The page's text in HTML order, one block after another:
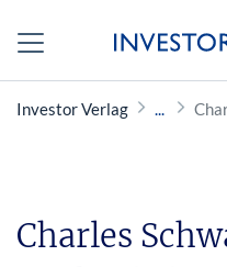
Investor Verlag
Charles